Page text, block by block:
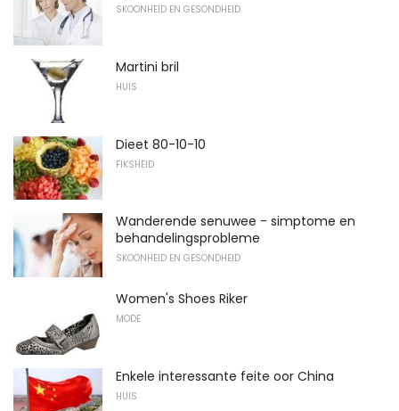
SKOONHEID EN GESONDHEID
Martini bril
HUIS
Dieet 80-10-10
FIKSHEID
Wanderende senuwee - simptome en
behandelingsprobleme
SKOONHEID EN GESONDHEID
Women's Shoes Riker
MODE
Enkele interessante feite oor China
HUIS